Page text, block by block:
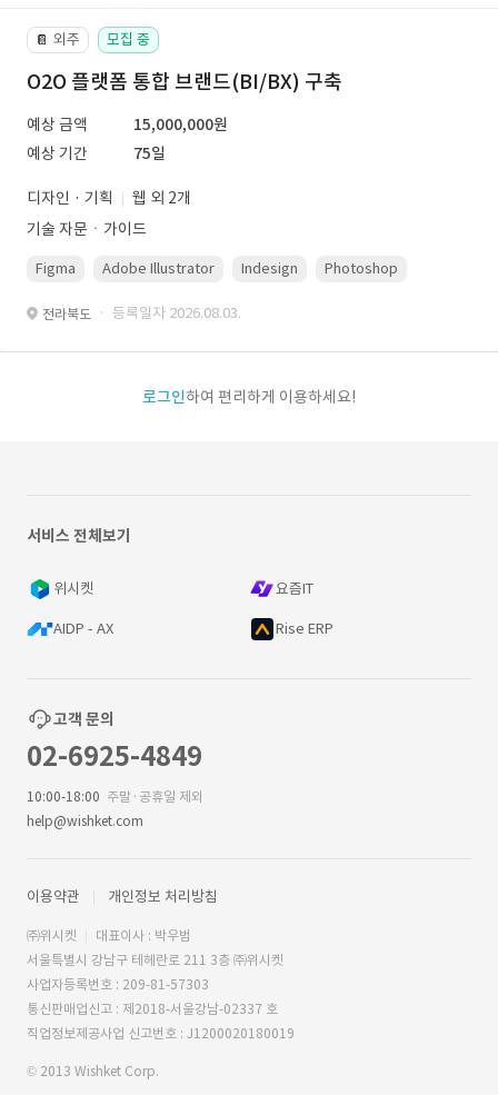
📔 외주 모집 중
O2O 플랫폼 통합 브랜드(BI/BX) 구축
예상 금액
15,000,000원
예상 기간
75일
디자인 · 기획
웹 외 2개
기술 자문ㆍ가이드
Figma Adobe Illustrator Indesign Photoshop
전라북도 · 등록일자 2026.08.03.
로그인하여 편리하게 이용하세요!
서비스 전체보기
위시켓 요즘IT
AIDP - AX Rise ERP
고객 문의
02-6925-4849
10:00-18:00 주말·공휴일 제외
help@wishket.com
이용약관 개인정보 처리방침
㈜위시켓
대표이사 : 박우범
서울특별시 강남구 테헤란로 211 3층 ㈜위시켓
사업자등록번호 : 209-81-57303
통신판매업신고 : 제2018-서울강남-02337 호
직업정보제공사업 신고번호 : J1200020180019
© 2013 Wishket Corp.